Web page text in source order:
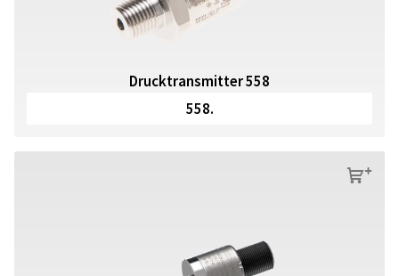
Drucktransmitter 558
558.
s